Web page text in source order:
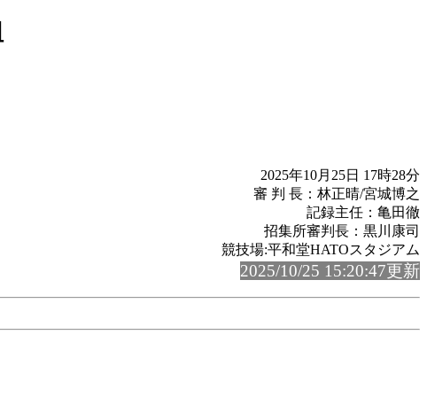
2025年10月25日 17時28分
審 判 長：林正晴/宮城博之
記録主任：亀田徹
招集所審判長：黒川康司
競技場:平和堂HATOスタジアム
2025/10/25 15:20:47更新